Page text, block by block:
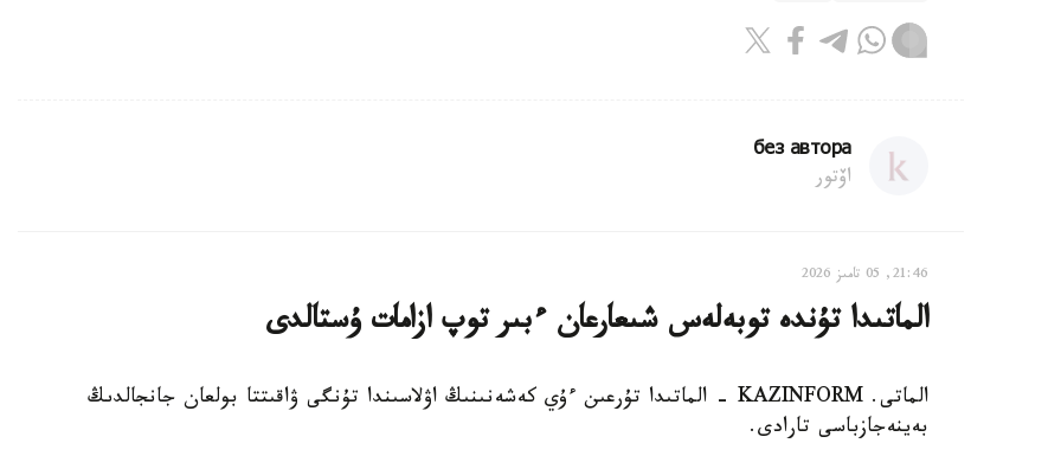
без автора
اۆتور
21:46, 05 تامىز 2026
الماتىدا تۇندە توبەلەس شىعارعان ءبىر توپ ازامات ۇستالدى
الماتى. KAZINFORM - الماتىدا تۇرعىن ءۇي كەشەنىنىڭ اۋلاسىندا تۇنگى ۋاقىتتا بولعان جانجالدىڭ
بەينەجازباسى تارادى.